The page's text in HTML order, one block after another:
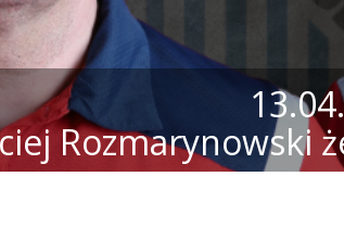
Rozmarynowski